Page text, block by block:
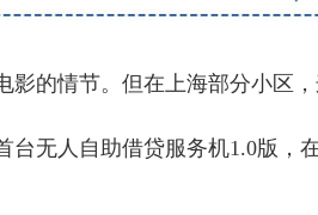
情节。但在上海部分小区，
人自助借贷服务机1.0版，